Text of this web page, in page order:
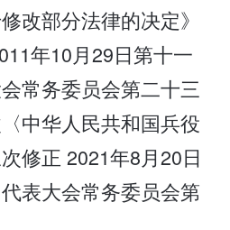
改部分法律的决定》
年10月29日第十一
常务委员会第二十三
中华人民共和国兵役
修正 2021年8月20日
表大会常务委员会第